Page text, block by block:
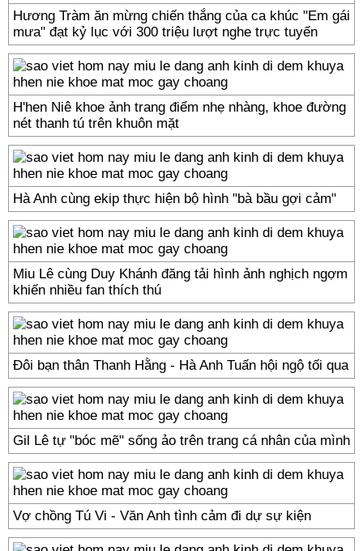
Hương Tràm ăn mừng chiến thắng của ca khúc "Em gái
mưa" đạt kỷ lục với 300 triệu lượt nghe trực tuyến
H'hen Niê khoe ảnh trang điểm nhẹ nhàng, khoe đường
nét thanh tú trên khuôn mặt
Hà Anh cùng ekip thực hiện bộ hình "bà bầu gợi cảm"
Miu Lê cùng Duy Khánh đăng tải hình ảnh nghịch ngợm
khiến nhiều fan thích thú
Đôi bạn thân Thanh Hằng - Hà Anh Tuấn hội ngộ tối qua
Gil Lê tự "bóc mẽ" sống ảo trên trang cá nhân của mình
Vợ chồng Tú Vi - Văn Anh tình cảm đi dự sự kiện